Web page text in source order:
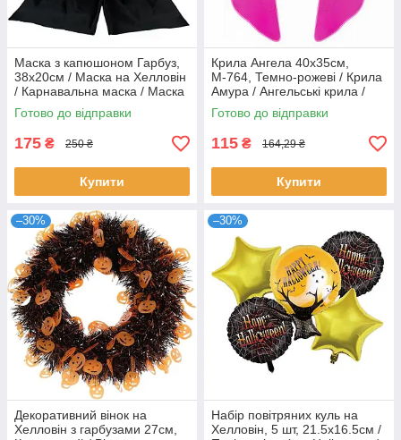
Маска з капюшоном Гарбуз,
38х20см / Маска на Хелловін
/ Карнавальна маска / Маска
Гарбуз
Готово до відправки
175 ₴ 250 ₴
Купити
Крила Ангела 40х35см,
М-764, Темно-рожеві / Крила
Амура / Ангельські крила /
Крила на Хеловін
Готово до відправки
115 ₴ 164,29 ₴
Купити
–30%
Декоративний вінок на
Хелловін з гарбузами 27см,
–30%
Набір повітряних куль на
Хелловін, 5 шт, 21.5х16.5см /